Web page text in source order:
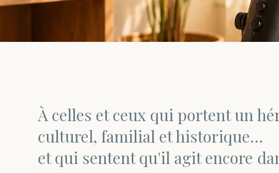
À celles et ceux qui portent un
culturel, familial et historique…
et qui sentent qu'il agit encore